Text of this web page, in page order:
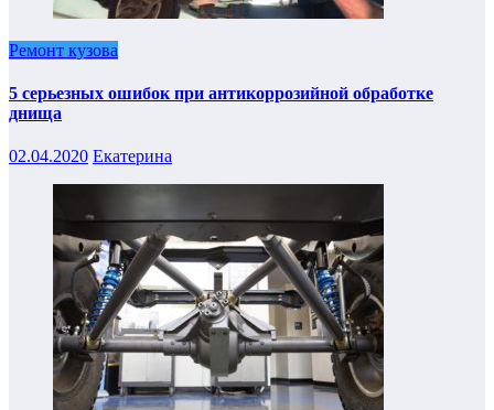
Ремонт кузова
5 серьезных ошибок при антикоррозийной обработке
днища
02.04.2020 Екатерина